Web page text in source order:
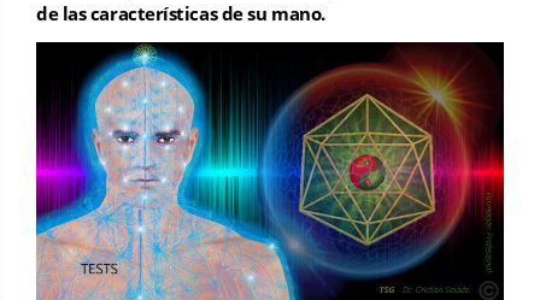
de las características de su mano.